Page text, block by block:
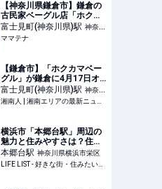
【神奈川県鎌倉市】鎌倉の
古民家ベーグル店「ホクカ
マベーグル」、薪と鉄板に
よる新たなBBQ体験を提供
| ママテナ
富士見町(神奈川県)駅 神奈川
県鎌倉市
ママテナ
【鎌倉市】「ホクカマベー
グル」が鎌倉に4月17日オ
ープン！古民家再生の整う
ベーグル専門店 | 湘南人
富士見町(神奈川県)駅 神奈川
県鎌倉市
湘南人 | 湘南エリアの最新ニュース・グルメ・イベント穴場情報満載！
横浜市「本郷台駅」周辺の
魅力と住みやすさは？住ん
でみた感想とおすすめした
いポイント - LIFE LIST - 好
きな街・住みたい街・私の
本郷台駅 神奈川県横浜市栄区
LIFE LIST - 好きな街・住みたい街・私の街